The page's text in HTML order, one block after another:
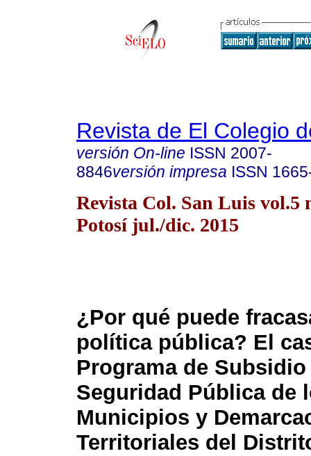
Revista de El Colegio
versión On-line ISSN 2007-
8846versión impresa ISSN
Revista Col. San Luis vol.5
Potosí jul./dic. 2015
¿Por qué puede
política pública? El
Programa de
Seguridad Pública de
Municipios y
Territoriales del